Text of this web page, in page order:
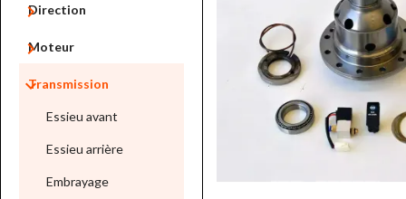
Direction

Moteur

Transmission

Essieu avant
Essieu arrière
Embrayage